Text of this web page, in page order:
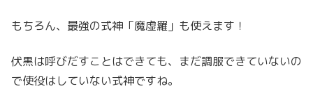
もちろん、最強の式神「魔虚羅」も使えます！
伏黒は呼びだすことはできても、まだ調服できていないの
で使役はしていない式神ですね。